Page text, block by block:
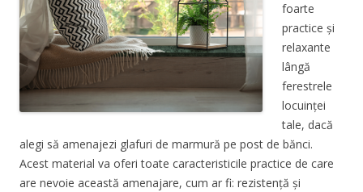
foarte
practice și
relaxante
lângă
ferestrele
locuinței
tale, dacă
alegi să amenajezi glafuri de marmură pe post de bănci.
Acest material va oferi toate caracteristicile practice de care
are nevoie această amenajare, cum ar fi: rezistență și